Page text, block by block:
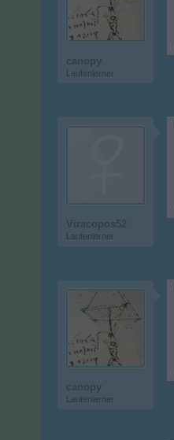
canopy
Laufenlerner
Viracopos52
Laufenlerner
canopy
Laufenlerner